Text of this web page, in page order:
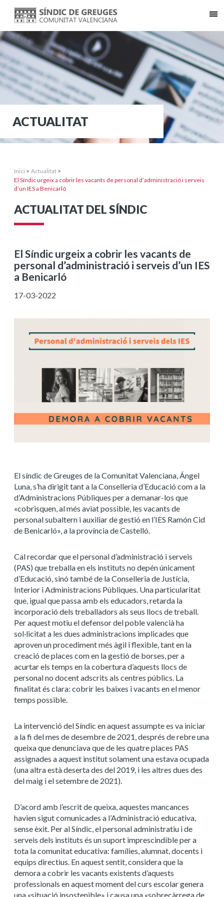
ACTUALITAT
Inici > Actualitat >
El Síndic urgeix a cobrir les vacants de personal d’administració i serveis
d’un IES a Benicarló
ACTUALITAT DEL SÍNDIC
El Síndic urgeix a cobrir les vacants de
personal d’administració i serveis d’un IES
a Benicarló
17-03-2022
El síndic de Greuges de la Comunitat Valenciana, Ángel
Luna, s’ha dirigit tant a la Conselleria d’Educació com a la
d’Administracions Públiques per a demanar-los que
«cobrisquen, al més aviat possible, les vacants de
personal subaltern i auxiliar de gestió en l’IES Ramón Cid
de Benicarló», a la província de Castelló.
Cal recordar que el personal d’administració i serveis
(PAS) que treballa en els instituts no depén únicament
d’Educació, sinó també de la Conselleria de Justícia,
Interior i Administracions Públiques. Una particularitat
que, igual que passa amb els educadors, retarda la
incorporació dels treballadors als seus llocs de treball.
Per aquest motiu el defensor del poble valencià ha
sol·licitat a les dues administracions implicades que
aproven un procediment més àgil i flexible, tant en la
creació de places com en la gestió de borses, per a
acurtar els temps en la cobertura d’aquests llocs de
personal no docent adscrits als centres públics. La
finalitat és clara: cobrir les baixes i vacants en el menor
temps possible.
La intervenció del Síndic en aquest assumpte es va iniciar
a la fi del mes de desembre de 2021, després de rebre una
queixa que denunciava que de les quatre places PAS
assignades a aquest institut solament una estava ocupada
(una altra està deserta des del 2019, i les altres dues des
del maig i el setembre de 2021).
D’acord amb l’escrit de queixa, aquestes mancances
havien sigut comunicades a l’Administració educativa,
sense èxit. Per al Síndic, el personal administratiu i de
serveis dels instituts és un suport imprescindible per a
tota la comunitat educativa: famílies, alumnat, docents i
equips directius. En aquest sentit, considera que la
demora a cobrir les vacants existents d’aquests
professionals en aquest moment del curs escolar genera
una «situació insostenible» i causa una «sobrecàrrega de